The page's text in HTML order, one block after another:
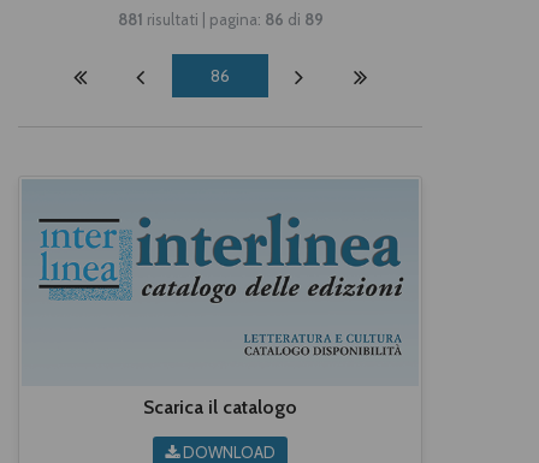
881 risultati | pagina: 86 di 89
86
Scarica il catalogo
DOWNLOAD